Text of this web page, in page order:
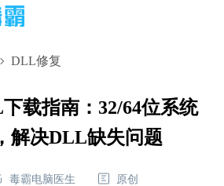
DLL修复
载指南：32/64位系统
解决DLL缺失问题
毒霸电脑医生 原创